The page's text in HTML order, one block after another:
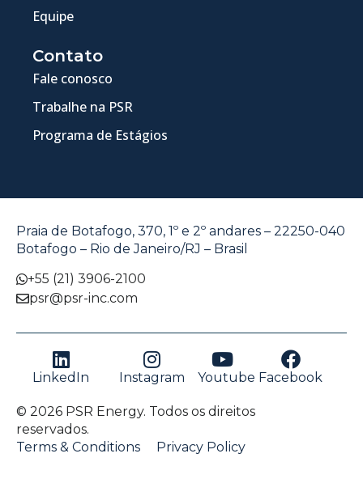
Equipe
Contato
Fale conosco
Trabalhe na PSR
Programa de Estágios
Praia de Botafogo, 370, 1º e 2º andares – 22250-040
Botafogo – Rio de Janeiro/RJ – Brasil
+55 (21) 3906-2100
psr@psr-inc.com
LinkedIn Instagram Youtube Facebook
© 2026 PSR Energy. Todos os direitos
reservados.
Terms & Conditions
Privacy Policy